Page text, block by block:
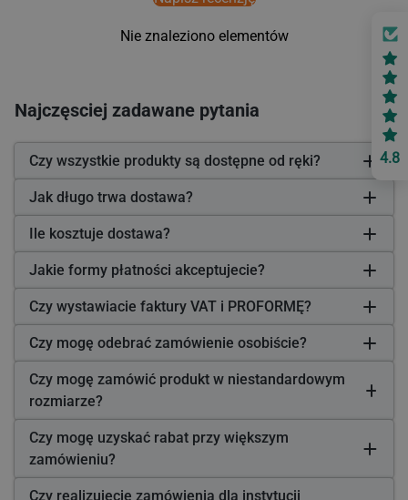
Nie znaleziono elementów
Najczęsciej zadawane pytania
Czy wszystkie produkty są dostępne od ręki?
Jak długo trwa dostawa?
Ile kosztuje dostawa?
Jakie formy płatności akceptujecie?
Czy wystawiacie faktury VAT i PROFORMĘ?
Czy mogę odebrać zamówienie osobiście?
Czy mogę zamówić produkt w niestandardowym
rozmiarze?
Czy mogę uzyskać rabat przy większym
zamówieniu?
Czy realizujecie zamówienia dla instytucji
4.8